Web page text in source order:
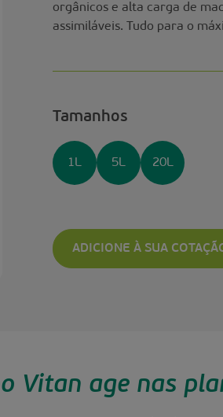
orgânicos e alta carga de
assimiláveis. Tudo para o
Tamanhos
1L 5L 20L
ADICIONE À SUA
Vitan age nas